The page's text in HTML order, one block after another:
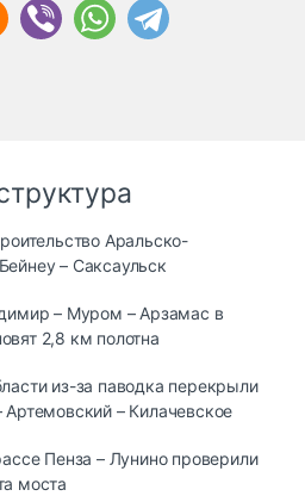
Аральско-
– Саксаульск
– Муром – Арзамас в
2,8 км полотна
из-за паводка перекрыли
– Килачевское
Пенза – Лунино проверили
моста